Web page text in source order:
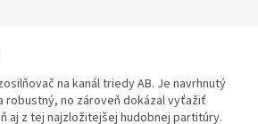
na kanál triedy AB. Je navrhnutý
robustný, no zároveň dokázal vyťažiť
aj z tej najzložitejšej hudobnej partitúry.